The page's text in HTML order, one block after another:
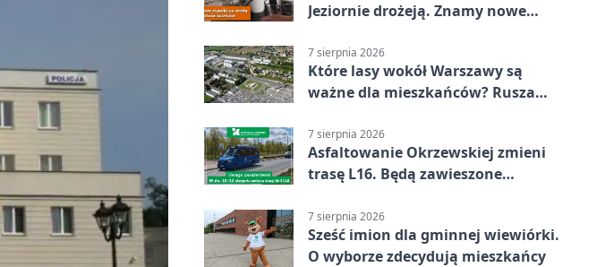
Jeziornie drożeją. Znamy nowe
7 sierpnia 2026
Które lasy wokół Warszawy są
ważne dla mieszkańców? Rusza
7 sierpnia 2026
Asfaltowanie Okrzewskiej zmieni
trasę L16. Będą zawieszone
7 sierpnia 2026
Sześć imion dla gminnej wiewiórki.
O wyborze zdecydują mieszkańcy